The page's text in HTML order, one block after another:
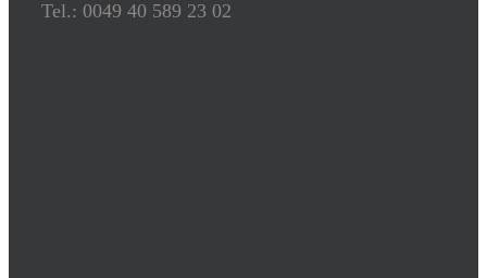
Tel.: 0049 40 589 23 02